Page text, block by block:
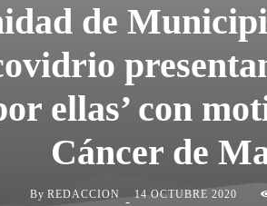
de
ellas’ con
Cáncer de
By REDACCION - 14 OCTUBRE 2020